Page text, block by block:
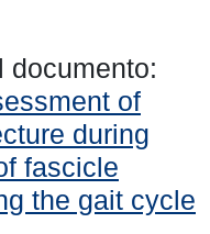
documento:
of
during
fascicle
the gait cycle